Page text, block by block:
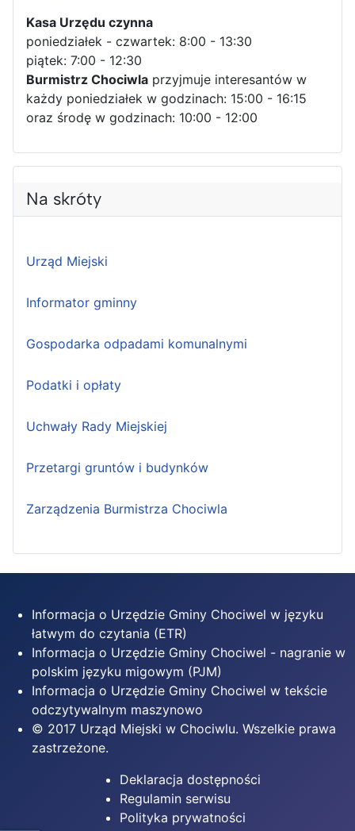
Kasa Urzędu czynna
poniedziałek - czwartek: 8:00 - 13:30
piątek: 7:00 - 12:30
Burmistrz Chociwla przyjmuje interesantów w
każdy poniedziałek w godzinach: 15:00 - 16:15
oraz środę w godzinach: 10:00 - 12:00
Na skróty
Urząd Miejski
Informator gminny
Gospodarka odpadami komunalnymi
Podatki i opłaty
Uchwały Rady Miejskiej
Przetargi gruntów i budynków
Zarządzenia Burmistrza Chociwla
Informacja o Urzędzie Gminy Chociwel w języku
łatwym do czytania (ETR)
Informacja o Urzędzie Gminy Chociwel - nagranie w
polskim języku migowym (PJM)
Informacja o Urzędzie Gminy Chociwel w tekście
odczytywalnym maszynowo
© 2017 Urząd Miejski w Chociwlu. Wszelkie prawa
zastrzeżone.
Deklaracja dostępności
Regulamin serwisu
Polityka prywatności